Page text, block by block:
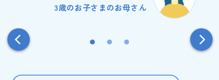
3歳のお子さまのお母さん